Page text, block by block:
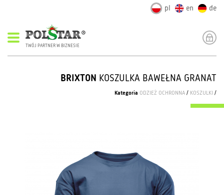
pl en de
TWÓJ PARTNER W BIZNESIE
BRIXTON KOSZULKA BAWEŁNA GRANAT
Kategoria ODZIEŻ OCHRONNA / KOSZULKI /